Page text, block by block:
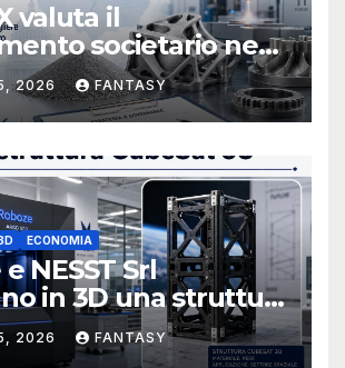
valuta il
societario negli
e rafforza il board,
Michael J.
amministratore
non esecutivo
2026 FANTASY
ECONOMIA
NESST Srl
in 3D una struttura
3U in Carbon PEEK
2026 FANTASY